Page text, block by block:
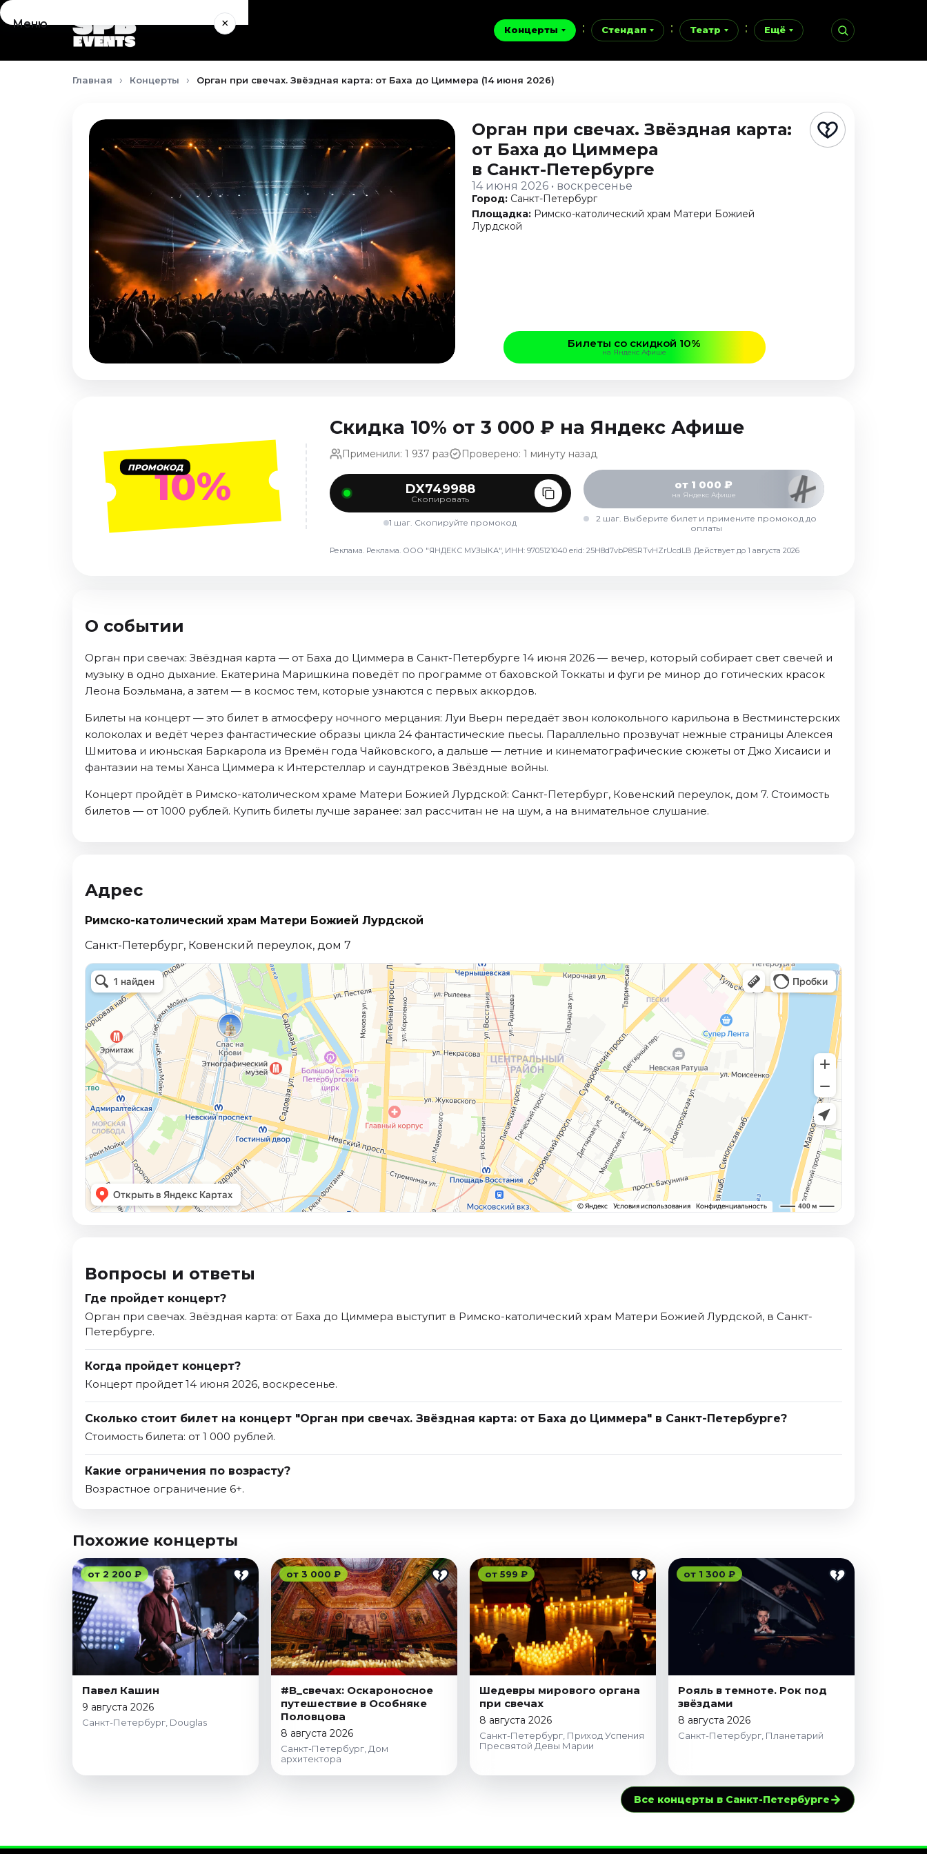
Концерты Стендап Театр Ещё
Меню ×
Концерты
Август 2026
Сентябрь 2026
Сентябрь 2026
Октябрь 2026
Главная Концерты Орган при свечах. Звёздная карта: от Баха до Циммера (14 июня 2026)
Орган при свечах. Звёздная карта:
от Баха до Циммера
в Санкт-Петербурге
14 июня 2026 • воскресенье
Город: Санкт-Петербург
Площадка: Римско-католический храм Матери Божией
Лурдской
Билеты со скидкой 10%
на Яндекс Афише
ПРОМОКОД10%
Скидка 10% от 3 000 ₽ на Яндекс Афише
Применили: 1 937 раз Проверено: 1 минуту назад
DX749988
Скопировать
1 шаг. Скопируйте промокод
от 1 000 ₽
на Яндекс Афише
2 шаг. Выберите билет и примените промокод до
оплаты
Реклама. Реклама. ООО "ЯНДЕКС МУЗЫКА", ИНН: 9705121040 erid: 25H8d7vbP8SRTvHZrUcdLB Действует до 1 августа 2026
О событии
Орган при свечах: Звёздная карта — от Баха до Циммера в Санкт-Петербурге 14 июня 2026 — вечер, который собирает свет свечей и
музыку в одно дыхание. Екатерина Маришкина поведёт по программе от баховской Токкаты и фуги ре минор до готических красок
Леона Боэльмана, а затем — в космос тем, которые узнаются с первых аккордов.
Билеты на концерт — это билет в атмосферу ночного мерцания: Луи Вьерн передаёт звон колокольного карильона в Вестминстерских
колоколах и ведёт через фантастические образы цикла 24 фантастические пьесы. Параллельно прозвучат нежные страницы Алексея
Шмитова и июньская Баркарола из Времён года Чайковского, а дальше — летние и кинематографические сюжеты от Джо Хисаиси и
фантазии на темы Ханса Циммера к Интерстеллар и саундтреков Звёздные войны.
Концерт пройдёт в Римско-католическом храме Матери Божией Лурдской: Санкт-Петербург, Ковенский переулок, дом 7. Стоимость
билетов — от 1000 рублей. Купить билеты лучше заранее: зал рассчитан не на шум, а на внимательное слушание.
Адрес
Римско-католический храм Матери Божией Лурдской
Санкт-Петербург, Ковенский переулок, дом 7
Вопросы и ответы
Где пройдет концерт?
Орган при свечах. Звёздная карта: от Баха до Циммера выступит в Римско-католический храм Матери Божией Лурдской, в Санкт-
Петербурге.
Когда пройдет концерт?
Концерт пройдет 14 июня 2026, воскресенье.
Сколько стоит билет на концерт "Орган при свечах. Звёздная карта: от Баха до Циммера" в Санкт-Петербурге?
Стоимость билета: от 1 000 рублей.
Какие ограничения по возрасту?
Возрастное ограничение 6+.
Похожие концерты
от 2 200 ₽
Павел Кашин
9 августа 2026
Санкт-Петербург, Douglas
от 3 000 ₽
#В_свечах: Оскароносное
путешествие в Особняке
Половцова
8 августа 2026
Санкт-Петербург, Дом
архитектора
от 599 ₽
Шедевры мирового органа
при свечах
8 августа 2026
Санкт-Петербург, Приход Успения
Пресвятой Девы Марии
от 1 300 ₽
Рояль в темноте. Рок под
звёздами
8 августа 2026
Санкт-Петербург, Планетарий
Все концерты в Санкт-Петербурге→